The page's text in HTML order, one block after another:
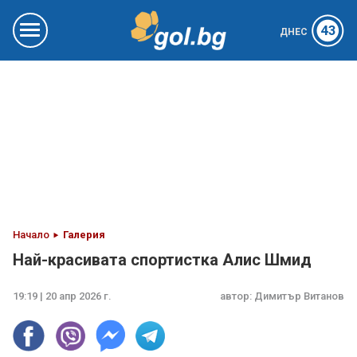
ДНЕС 43
Начало Галерия
Най-красивата спортистка Алис Шмид
19:19 | 20 апр 2026 г. автор: Димитър Витанов